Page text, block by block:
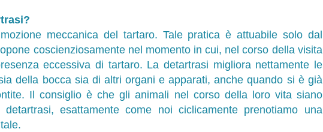
meccanica del tartaro. Tale pratica è attuabile solo dal
coscienziosamente nel momento in cui, nel corso della visita
eccessiva di tartaro. La detartrasi migliora nettamente le
della bocca sia di altri organi e apparati, anche quando si è già
Il consiglio è che gli animali nel corso della loro vita siano
esattamente come noi ciclicamente prenotiamo una